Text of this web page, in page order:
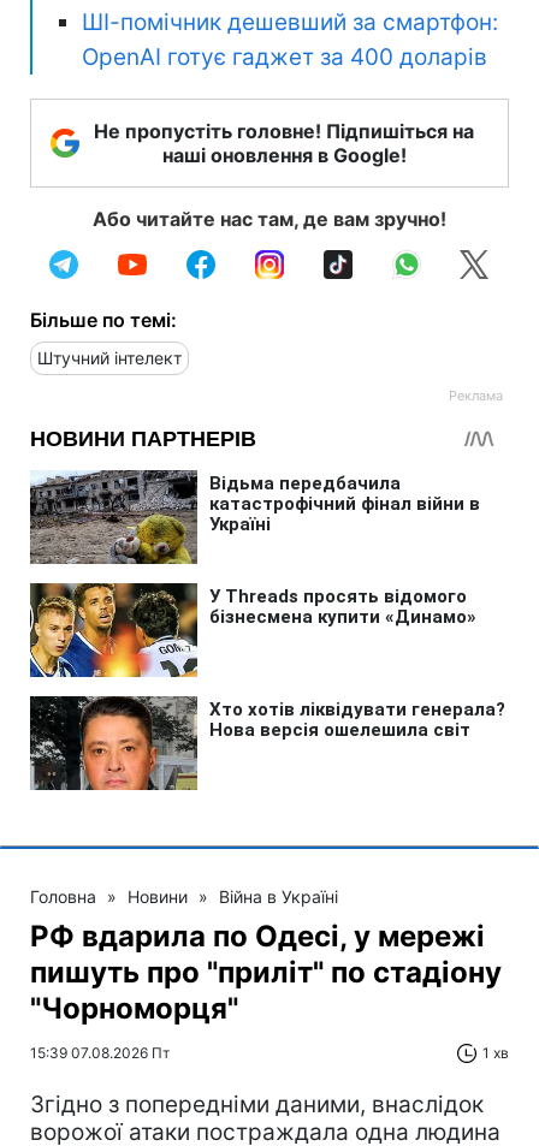
ШІ-помічник дешевший за смартфон:
OpenAI готує гаджет за 400 доларів
Не пропустіть головне! Підпишіться на
наші оновлення в Google!
Або читайте нас там, де вам зручно!
Більше по темі:
Штучний інтелект
Головна » Новини » Війна в Україні
РФ вдарила по Одесі, у мережі
пишуть про "приліт" по стадіону
"Чорноморця"
15:39 07.08.2026 Пт 1 хв
Згідно з попередніми даними, внаслідок
ворожої атаки постраждала одна людина